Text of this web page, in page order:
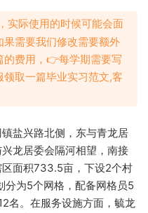
实际使用的时候可能会面
需要我们修改需要额外
的费用，👉每学期需要写
取一篇毕业实习范文,客
盐兴路北侧，东与青龙居
龙居委会隔河相望，南接
面积733.5亩，下设2个村
为5个网格，配备网格员5
名。在服务设施方面，毓龙